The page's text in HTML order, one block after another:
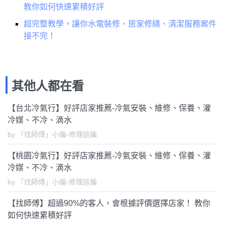
教你如何快速累積好評
超完整教學，讓你水電裝修、居家修繕、清潔服務案件
接不完！
其他人都在看
【台北冷氣行】好評店家推薦-冷氣安裝、維修、保養、灌
冷媒、不冷、滴水
by 「找師傅」小編-修理這編
【桃園冷氣行】好評店家推薦-冷氣安裝、維修、保養、灌
冷媒、不冷、滴水
by 「找師傅」小編-修理這編
【找師傅】超過90%的客人，會根據評價選擇店家！ 教你
如何快速累積好評